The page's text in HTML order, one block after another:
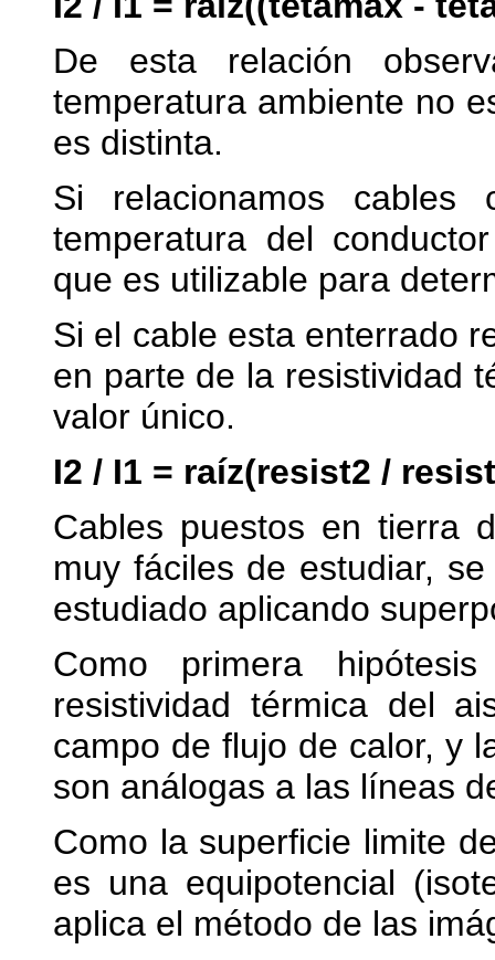
De esta relación
temperatura ambiente no
es distinta.
Si relacionamos cables
temperatura del
que es utilizable para
Si el cable esta enterrado
en parte de la resistividad
valor único.
I2 / I1 = raíz(resist2 /
Cables puestos en tierra
muy fáciles de estudiar,
estudiado aplicando
Como primera
resistividad térmica del
campo de flujo de calor, y
son análogas a las líneas
Como la superficie limite
es una equipotencial
aplica el método de las